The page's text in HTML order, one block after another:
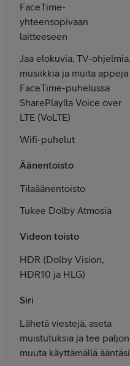
FaceTime-
yhteen­sopivaan
laitteeseen
Jaa elokuvia, TV-ohjelmia,
musiikkia ja muita appeja
FaceTime-puhelussa
SharePlaylla Voice over
LTE (VoLTE)
Wifi-puhelut
Äänentoisto
Tilaäänentoisto
Tukee Dolby Atmosia
Videon toisto
HDR (Dolby Vision,
HDR10 ja HLG)
Siri
Lähetä viestejä, aseta
muistutuksia ja tee paljon
muuta käyttämällä ääntäsi